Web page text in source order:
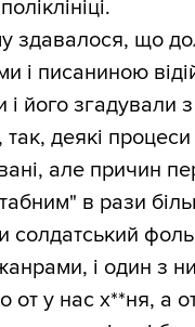
здавалося, що
і писаниною
його згадували з
так, деякі процеси
але причин
в рази
солдатський
і один з
от у нас х**ня, а